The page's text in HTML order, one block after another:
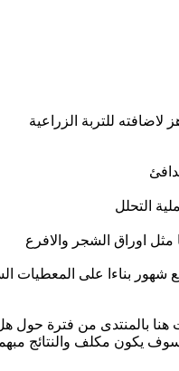
للتربة الزراعية
اوراق الشجر والافرع
بناءا على المعطيات
بالمنتدى من فترة حول
سوف يكون مكلف والنتائج